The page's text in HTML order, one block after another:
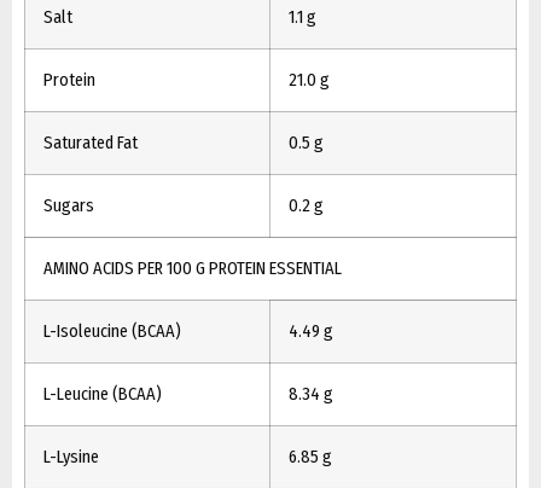
Salt 1.1 g
Protein 21.0 g
Saturated Fat 0.5 g
Sugars 0.2 g
AMINO ACIDS PER 100 G PROTEIN ESSENTIAL
L-Isoleucine (BCAA) 4.49 g
L-Leucine (BCAA) 8.34 g
L-Lysine 6.85 g